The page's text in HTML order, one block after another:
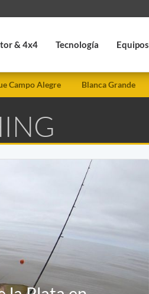
& 4x4 Tecnología Equipos
Campo Alegre Blanca Grande